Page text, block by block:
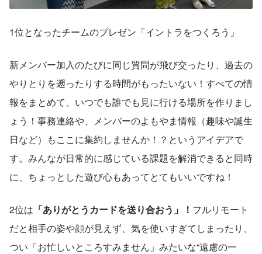
1位となったチームのプレゼン「イントラをつくろう」
新メンバー加入のたびに同じ質問が飛び交ったり、過去の
やりとりを遡ったりする時間がもったいない！すべての情
報をまとめて、いつでも誰でも見に行ける場所を作りまし
ょう！事務連絡や、メンバーのよもやま情報（趣味や誕生
日など）もここに集約しませんか！？というアイデアで
す。みんなが日常的に感じている課題を解消できると同時
に、ちょっとした遊び心もあってとてもいいですね！
2位は 「ありがとうカードを送り合おう」！ フルリモート
だと相手の姿や顔が見えず、気を使いすぎてしまったり、
つい「お忙しいところすみません」みたいな“遠慮の一